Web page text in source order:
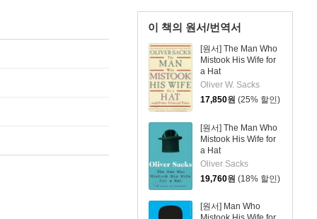
이 책의 원서/번역서
[원서] The Man Who
Mistook His Wife for
a Hat
Oliver W. Sacks
17,850원 (25% 할인)
[원서] The Man Who
Mistook His Wife for
a Hat
Oliver Sacks
19,760원 (18% 할인)
[원서] Man Who